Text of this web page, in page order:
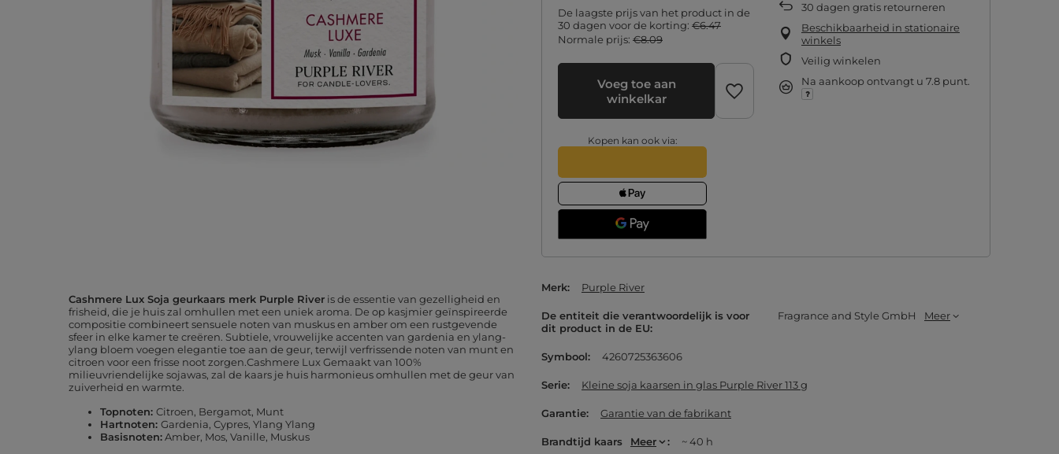
De laagste prijs van het product in de
30 dagen voor de korting: €6.47
Normale prijs: €8.09
Voeg toe aan
winkelkar
Kopen kan ook via:
30 dagen gratis retourneren
Beschikbaarheid in stationaire
winkels
Veilig winkelen
Na aankoop ontvangt u 7.8 punt.
Cashmere Lux Soja geurkaars merk Purple River is de essentie van gezelligheid en
frisheid, die je huis zal omhullen met een uniek aroma. De op kasjmier geïnspireerde
compositie combineert sensuele noten van muskus en amber om een rustgevende
sfeer in elke kamer te creëren. Subtiele, vrouwelijke accenten van gardenia en ylang-
ylang bloem voegen elegantie toe aan de geur, terwijl verfrissende noten van munt en
citroen voor een frisse noot zorgen.Cashmere Lux Gemaakt van 100%
milieuvriendelijke sojawas, zal de kaars je huis harmonieus omhullen met de geur van
zuiverheid en warmte.
Topnoten: Citroen, Bergamot, Munt
Hartnoten: Gardenia, Cypres, Ylang Ylang
Basisnoten:Amber, Mos, Vanille, Muskus
Merk Purple River
De entiteit die verantwoordelijk is voor
dit product in de EU
Fragrance and Style GmbH Meer
Symbool 4260725363606
Serie Kleine soja kaarsen in glas Purple River 113 g
Garantie Garantie van de fabrikant
Brandtijd kaars Meer ~ 40 h